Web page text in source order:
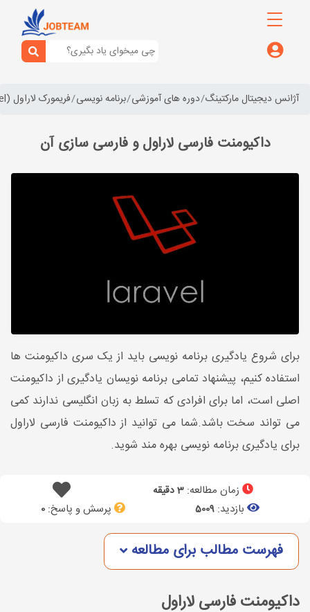
آژانس دیجیتال مارکتینگ دوره های آموزشی برنامه نویسی فریمورک لاراول (laravel)
داکیومنت فارسی لاراول و فارسی سازی آن
برای شروع یادگیری برنامه نویسی باید از یک سری داکیومنت ها
استفاده کنیم، پیشنهاد تمامی برنامه نویسان یادگیری از داکیومنت
اصلی است، اما برای افرادی که تسلط به زبان انگلیسی ندارند کمی
می تواند سخت باشد.شما می توانید از داکیومنت فارسی لاراول
برای یادگیری برنامه نویسی بهره مند شوید.
زمان مطالعه: 3 دقیقه
بازدید: 5009 پرسش و پاسخ:0
فهرست مطالب برای مطالعه
داکیومنت فارسی لاراول